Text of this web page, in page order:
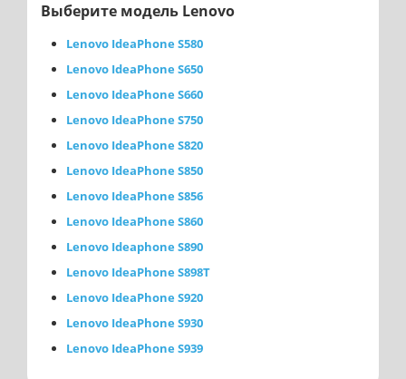
Выберите модель Lenovo
Lenovo IdeaPhone S580
Lenovo IdeaPhone S650
Lenovo IdeaPhone S660
Lenovo IdeaPhone S750
Lenovo IdeaPhone S820
Lenovo IdeaPhone S850
Lenovo IdeaPhone S856
Lenovo IdeaPhone S860
Lenovo Ideaphone S890
Lenovo IdeaPhone S898T
Lenovo IdeaPhone S920
Lenovo IdeaPhone S930
Lenovo IdeaPhone S939